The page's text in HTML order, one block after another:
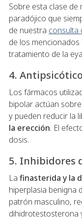
Sobre esta clase
paradójico que
de nuestra consulta
de los
tratamiento de la
4.
Los fármacos
bipolar actúan
y pueden reducir la
la erección. El
dosis.
5. Inhibidores
La finasterida y la
hiperplasia benigna
patrón masculino,
dihidrotestosterona